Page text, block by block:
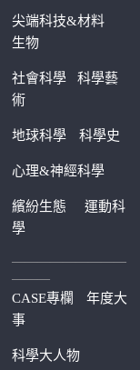
尖端科技&材料
生物
社會科學科學藝
術
地球科學 科學史
心理&神經科學
繽紛生態運動科
學
—————————
———
CASE專欄
年度大
事
科學大人物